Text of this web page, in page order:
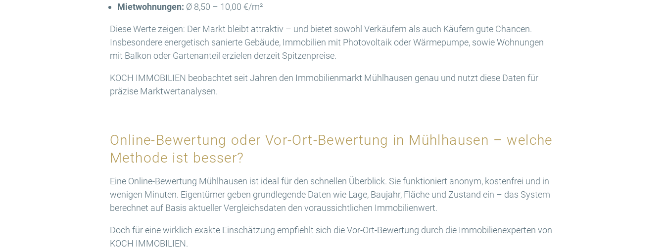
Mietwohnungen: Ø 8,50 – 10,00 €/m²
Diese Werte zeigen: Der Markt bleibt attraktiv – und bietet sowohl Verkäufern als auch Käufern gute Chancen.
Insbesondere energetisch sanierte Gebäude, Immobilien mit Photovoltaik oder Wärmepumpe, sowie Wohnungen
mit Balkon oder Gartenanteil erzielen derzeit Spitzenpreise.
KOCH IMMOBILIEN beobachtet seit Jahren den Immobilienmarkt Mühlhausen genau und nutzt diese Daten für
präzise Marktwertanalysen.
Online-Bewertung oder Vor-Ort-Bewertung in Mühlhausen – welche
Methode ist besser?
Eine Online-Bewertung Mühlhausen ist ideal für den schnellen Überblick. Sie funktioniert anonym, kostenfrei und in
wenigen Minuten. Eigentümer geben grundlegende Daten wie Lage, Baujahr, Fläche und Zustand ein – das System
berechnet auf Basis aktueller Vergleichsdaten den voraussichtlichen Immobilienwert.
Doch für eine wirklich exakte Einschätzung empfiehlt sich die Vor-Ort-Bewertung durch die Immobilienexperten von
KOCH IMMOBILIEN.